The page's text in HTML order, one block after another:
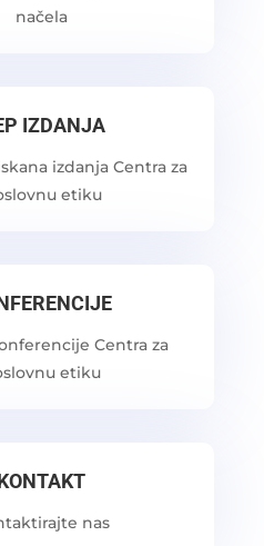
načela
IZDANJA
izdanja Centra za
etiku
Centra za
etiku
nas